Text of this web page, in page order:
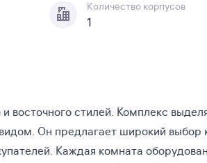
Количество корпусов
1
стилей. Комплекс
Он предлагает широкий выбор
Каждая комната